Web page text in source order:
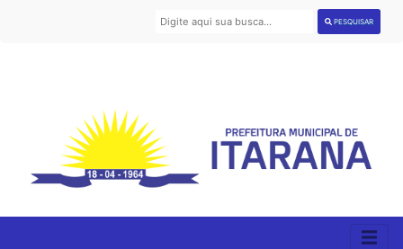
PESQUISAR